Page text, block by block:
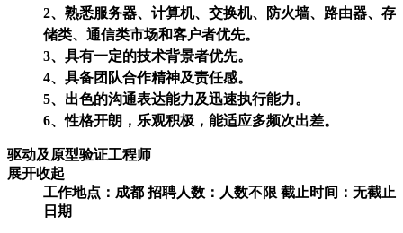
2、熟悉服务器、计算机、交换机、防火墙、路由器、存
储类、通信类市场和客户者优先。
3、具有一定的技术背景者优先。
4、具备团队合作精神及责任感。
5、出色的沟通表达能力及迅速执行能力。
6、性格开朗，乐观积极，能适应多频次出差。
驱动及原型验证工程师
展开收起
工作地点：成都 招聘人数：人数不限 截止时间：无截止
日期